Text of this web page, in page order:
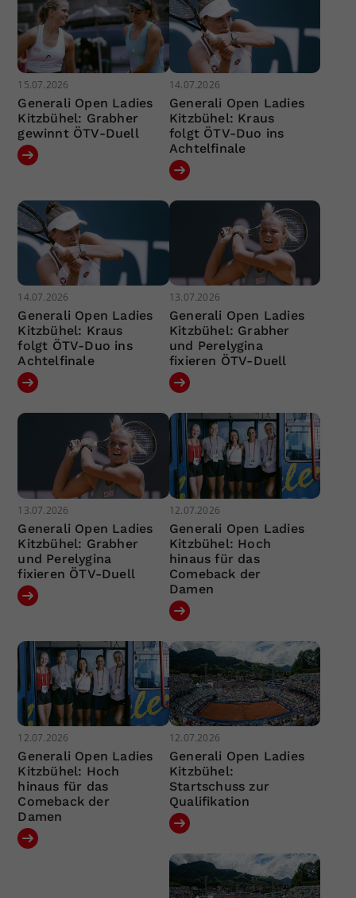
15.07.2026
Generali Open Ladies
Kitzbühel: Grabher
gewinnt ÖTV-Duell
14.07.2026
Generali Open Ladies
Kitzbühel: Kraus
folgt ÖTV-Duo ins
Achtelfinale
14.07.2026
Generali Open Ladies
Kitzbühel: Kraus
folgt ÖTV-Duo ins
Achtelfinale
13.07.2026
Generali Open Ladies
Kitzbühel: Grabher
und Perelygina
fixieren ÖTV-Duell
13.07.2026
Generali Open Ladies
Kitzbühel: Grabher
und Perelygina
fixieren ÖTV-Duell
12.07.2026
Generali Open Ladies
Kitzbühel: Hoch
hinaus für das
Comeback der
Damen
12.07.2026
Generali Open Ladies
Kitzbühel: Hoch
hinaus für das
Comeback der
Damen
12.07.2026
Generali Open Ladies
Kitzbühel:
Startschuss zur
Qualifikation